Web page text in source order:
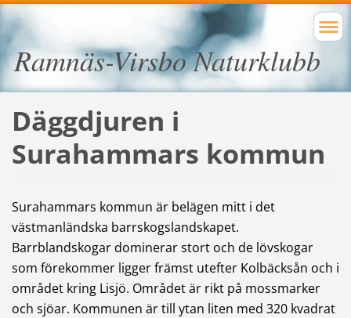
Ramnäs-Virsbo Naturklubb
Däggdjuren i
Surahammars kommun
Surahammars kommun är belägen mitt i det
västmanländska barrskogslandskapet.
Barrblandskogar dominerar stort och de lövskogar
som förekommer ligger främst utefter Kolbäcksån och i
området kring Lisjö. Området är rikt på mossmarker
och sjöar. Kommunen är till ytan liten med 320 kvadrat